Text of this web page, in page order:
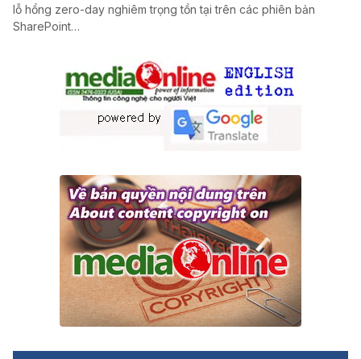
lỗ hổng zero-day nghiêm trọng tồn tại trên các phiên bản
SharePoint…